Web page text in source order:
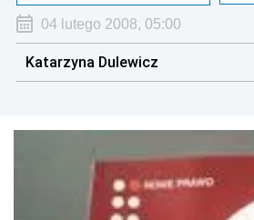
04 lutego 2008, 05:00
Katarzyna Dulewicz